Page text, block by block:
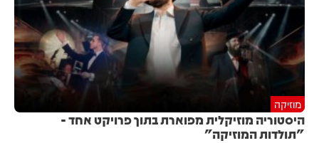
מוזיקה
היסטוריה מוזיקלית מפוארת בתוך פרויקט אחד -
"תולדות המוזיקה"